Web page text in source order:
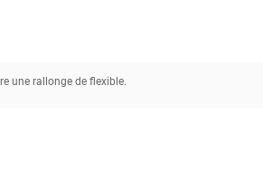
une rallonge de flexible.